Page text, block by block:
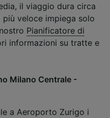
il viaggio dura circa
veloce impiega solo
Pianificatore di
informazioni su tratte e
Milano Centrale -
a Aeroporto Zurigo i